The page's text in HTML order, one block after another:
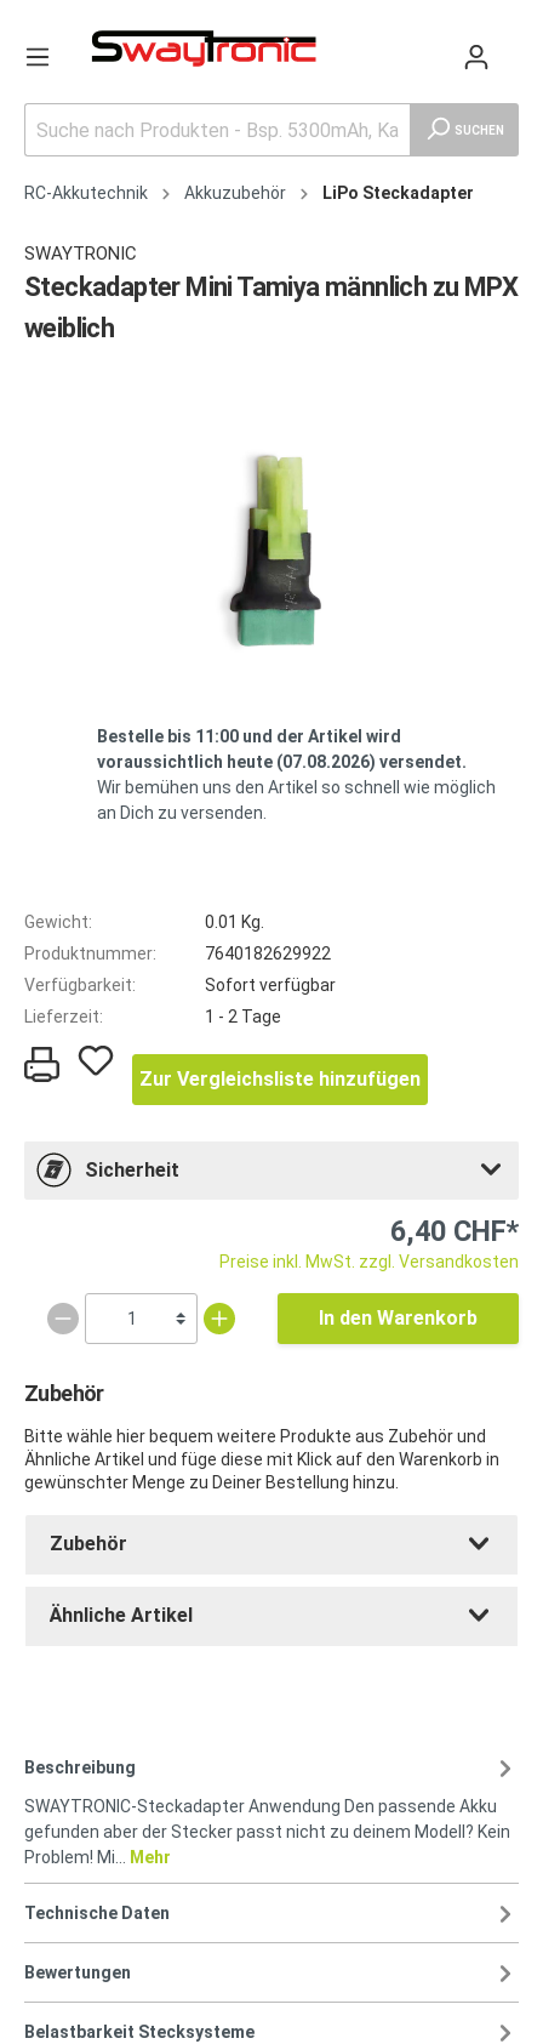
SUCHEN
RC-Akkutechnik Akkuzubehör LiPo Steckadapter
SWAYTRONIC
Steckadapter Mini Tamiya männlich zu MPX
weiblich
Bestelle bis 11:00 und der Artikel wird
voraussichtlich heute (07.08.2026) versendet.
Wir bemühen uns den Artikel so schnell wie möglich
an Dich zu versenden.
Gewicht:
0.01 Kg.
Produktnummer:
7640182629922
Verfügbarkeit:
Sofort verfügbar
Lieferzeit:
1 - 2 Tage
Zur Vergleichsliste hinzufügen
Sicherheit
6,40 CHF*
Preise inkl. MwSt. zzgl. Versandkosten
In den Warenkorb
Zubehör
Bitte wähle hier bequem weitere Produkte aus Zubehör und
Ähnliche Artikel und füge diese mit Klick auf den Warenkorb in
gewünschter Menge zu Deiner Bestellung hinzu.
Zubehör
Ähnliche Artikel
Beschreibung
SWAYTRONIC-Steckadapter Anwendung Den passende Akku
gefunden aber der Stecker passt nicht zu deinem Modell? Kein
Problem! Mi…
Mehr
Technische Daten
Bewertungen
Belastbarkeit Stecksysteme